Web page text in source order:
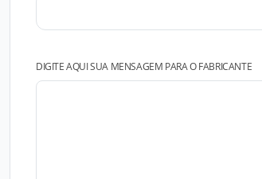
DIGITE AQUI SUA MENSAGEM PARA O FABRICANTE